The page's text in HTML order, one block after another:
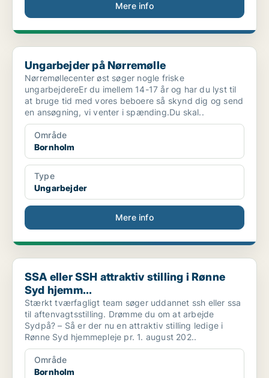
Mere info
Ungarbejder på Nørremølle
Ungarbejder på Nørremølle
Nørremøllecenter øst søger nogle friske
ungarbejdereEr du imellem 14-17 år og har du lyst til
at bruge tid med vores beboere så skynd dig og send
en ansøgning, vi venter i spænding.Du skal..
Område
Bornholm
Type
Ungarbejder
Mere info
SSA eller SSH attraktiv stilling i Rønne Syd hjemm...
SSA eller SSH attraktiv stilling i Rønne
Syd hjemm...
Stærkt tværfagligt team søger uddannet ssh eller ssa
til aftenvagtsstilling. Drømme du om at arbejde
Sydpå? – Så er der nu en attraktiv stilling ledige i
Rønne Syd hjemmepleje pr. 1. august 202..
Område
Bornholm